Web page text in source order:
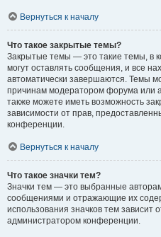
Вернуться к началу
Что такое закрытые темы?
Закрытые темы — это такие темы, в
могут оставлять сообщения, и все
автоматически завершаются. Темы
причинам модератором форума или
также можете иметь возможность
зависимости от прав,
конференции.
Вернуться к началу
Что такое значки тем?
Значки тем — это выбранные
сообщениями и отражающие их
использования значков тем зависит
администратором конференции.